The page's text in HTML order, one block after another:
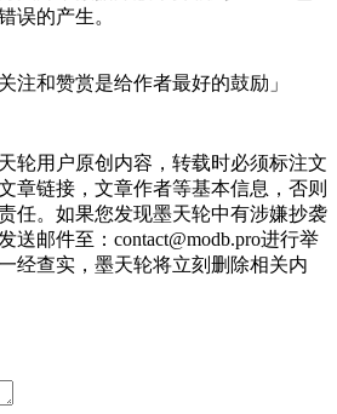
误的产生。
注和赞赏是给作者最好的鼓励」
轮用户原创内容，转载时必须标注文
章链接，文章作者等基本信息，否则
任。如果您发现墨天轮中有涉嫌抄袭
送邮件至：contact@modb.pro进行举
经查实，墨天轮将立刻删除相关内